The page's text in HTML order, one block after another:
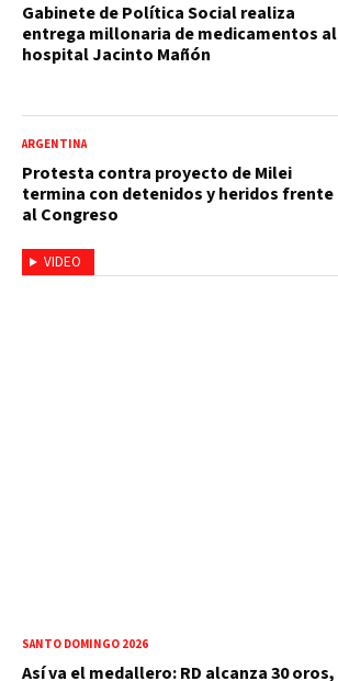
Gabinete de Política Social realiza
entrega millonaria de medicamentos al
hospital Jacinto Mañón
VIDEO
ARGENTINA
Protesta contra proyecto de Milei
termina con detenidos y heridos frente
al Congreso
SANTO DOMINGO 2026
Así va el medallero: RD alcanza 30 oros,